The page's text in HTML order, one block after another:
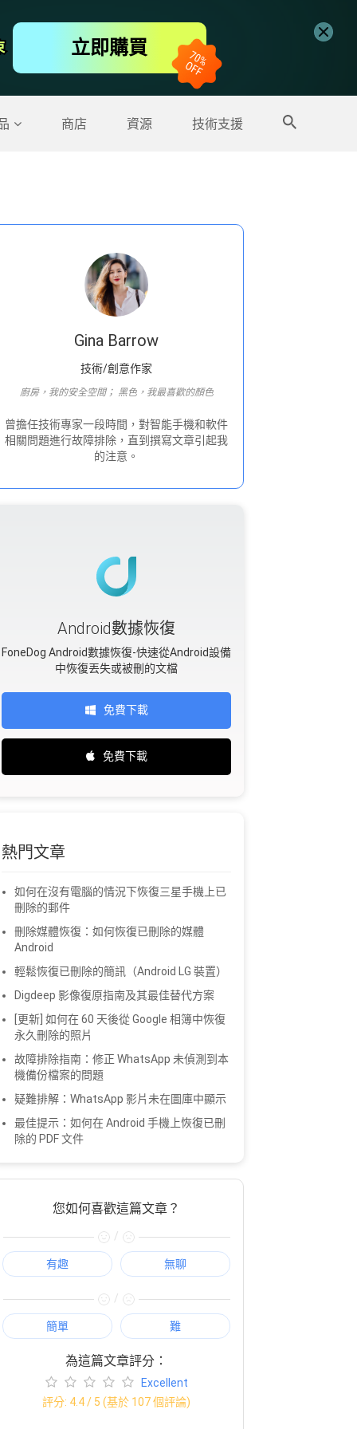
立即購買
商店 資源 技術支援
更多產品
Gina Barrow
技術/創意作家
廚房，我的安全空間； 黑色，我最喜歡的顏色
曾擔任技術專家一段時間，對智能手機和軟件
相關問題進行故障排除，直到撰寫文章引起我
的注意。
Android數據恢復
FoneDog Android數據恢復-快速從Android設備
中恢復丟失或被刪的文檔
免費下載
免費下載
熱門文章
如何在沒有電腦的情況下恢復三星手機上已
刪除的郵件
刪除媒體恢復：如何恢復已刪除的媒體
Android
輕鬆恢復已刪除的簡訊（Android LG 裝置）
Digdeep 影像復原指南及其最佳替代方案
[更新] 如何在 60 天後從 Google 相簿中恢復
永久刪除的照片
故障排除指南：修正 WhatsApp 未偵測到本
機備份檔案的問題
疑難排解：WhatsApp 影片未在圖庫中顯示
最佳提示：如何在 Android 手機上恢復已刪
除的 PDF 文件
您如何喜歡這篇文章？
/
有趣 無聊
/
簡單 難
為這篇文章評分：
Excellent
評分: 4.4/ 5 (基於 107個評論)